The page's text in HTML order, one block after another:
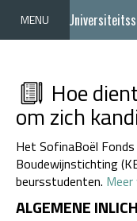
MENU
Terug
Hoe
om zich
Het SofinaBoël
Boudewijnstichting
beursstudenten.
ALGEMENE